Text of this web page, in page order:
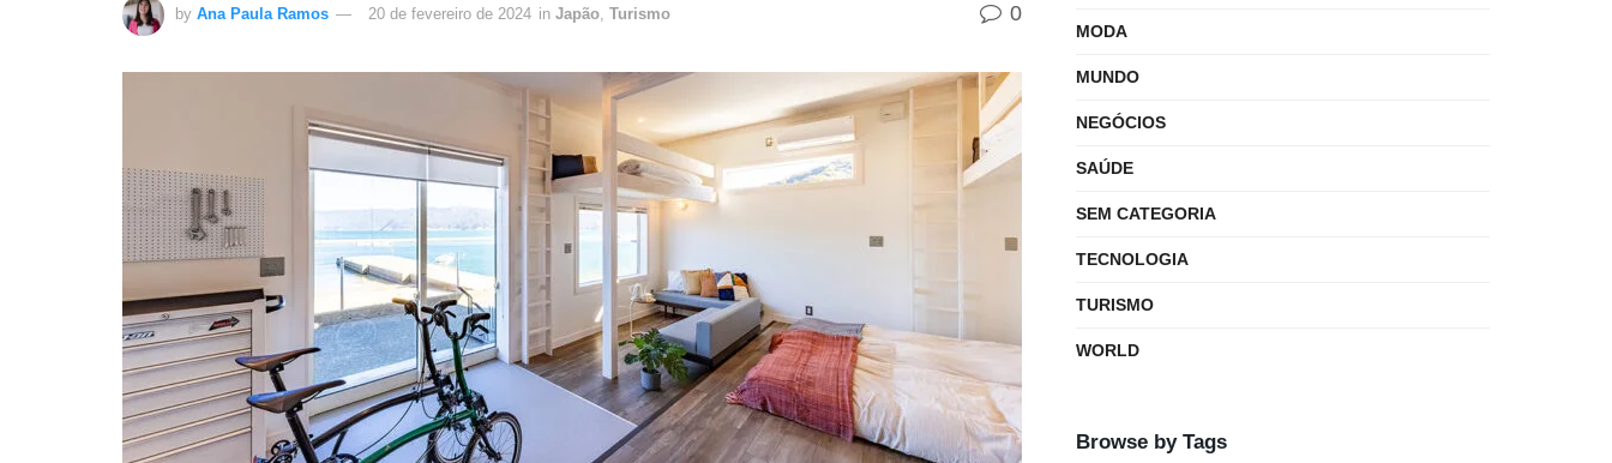
by Ana Paula Ramos 20 de fevereiro de 2024 in Japão Turismo 0
MODA
MUNDO
NEGÓCIOS
SAÚDE
SEM CATEGORIA
TECNOLOGIA
TURISMO
WORLD
Browse by Tags